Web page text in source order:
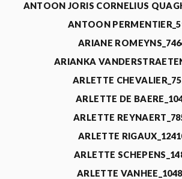
ANTOON JORIS CORNELIUS
ANTOON
ARIANE
ARIANKA
ARLETTE
ARLETTE DE
ARLETTE
ARLETTE
ARLETTE
ARLETTE